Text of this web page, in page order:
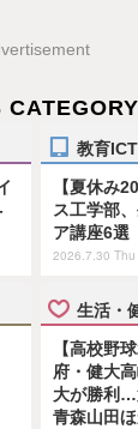
CATEGORY
教育ICT
【夏休み
ス工学部
ア講座6選
2026.7.30
生活・
【高校野
府・健大
大が勝利
青森山田